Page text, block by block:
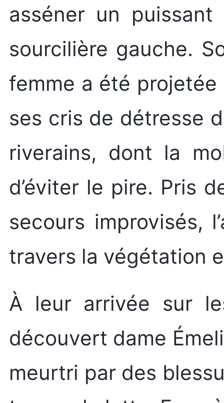
asséner un
sourcilière gauche.
femme a été
ses cris de détresse
riverains, dont la
d’éviter le pire. Pris
secours improvisés,
travers la végétation
À leur arrivée sur
découvert dame
meurtri par des